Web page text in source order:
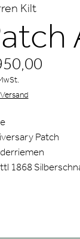
Kilt
Versand
Patch
1868